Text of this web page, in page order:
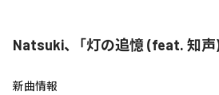
Natsuki、「灯の追憶 (feat. 知声
新曲情報